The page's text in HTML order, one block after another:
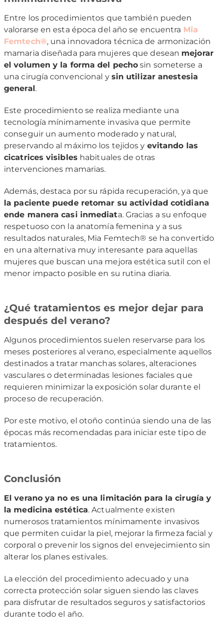
Entre los procedimientos que también pueden
valorarse en esta época del año se encuentra Mia
Femtech®, una innovadora técnica de armonización
mamaria diseñada para mujeres que desean mejorar
el volumen y la forma del pecho sin someterse a
una cirugía convencional y sin utilizar anestesia
general.
Este procedimiento se realiza mediante una
tecnología mínimamente invasiva que permite
conseguir un aumento moderado y natural,
preservando al máximo los tejidos y evitando las
cicatrices visibles habituales de otras
intervenciones mamarias.
Además, destaca por su rápida recuperación, ya que
la paciente puede retomar su actividad cotidiana
ende manera casi inmediata. Gracias a su enfoque
respetuoso con la anatomía femenina y a sus
resultados naturales, Mia Femtech® se ha convertido
en una alternativa muy interesante para aquellas
mujeres que buscan una mejora estética sutil con el
menor impacto posible en su rutina diaria.
¿Qué tratamientos es mejor dejar para
después del verano?
Algunos procedimientos suelen reservarse para los
meses posteriores al verano, especialmente aquellos
destinados a tratar manchas solares, alteraciones
vasculares o determinadas lesiones faciales que
requieren minimizar la exposición solar durante el
proceso de recuperación.
Por este motivo, el otoño continúa siendo una de las
épocas más recomendadas para iniciar este tipo de
tratamientos.
Conclusión
El verano ya no es una limitación para la cirugía y
la medicina estética. Actualmente existen
numerosos tratamientos mínimamente invasivos
que permiten cuidar la piel, mejorar la firmeza facial y
corporal o prevenir los signos del envejecimiento sin
alterar los planes estivales.
La elección del procedimiento adecuado y una
correcta protección solar siguen siendo las claves
para disfrutar de resultados seguros y satisfactorios
durante todo el año.